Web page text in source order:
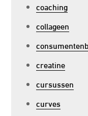
coaching
collageen
creatine
cursussen
curves